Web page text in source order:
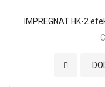
IMPREGNAT HK-2
Dodaj do